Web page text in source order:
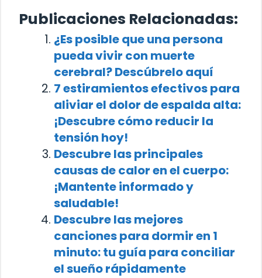
Publicaciones Relacionadas:
¿Es posible que una persona
pueda vivir con muerte
cerebral? Descúbrelo aquí
7 estiramientos efectivos para
aliviar el dolor de espalda alta:
¡Descubre cómo reducir la
tensión hoy!
Descubre las principales
causas de calor en el cuerpo:
¡Mantente informado y
saludable!
Descubre las mejores
canciones para dormir en 1
minuto: tu guía para conciliar
el sueño rápidamente